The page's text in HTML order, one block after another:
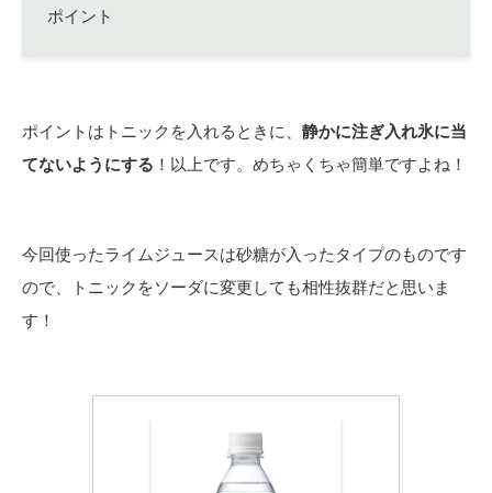
ポイント
ポイントはトニックを入れるときに、 静かに注ぎ入れ氷に当
てないようにする ！以上です。めちゃくちゃ簡単ですよね！
今回使ったライムジュースは砂糖が入ったタイプのものです
ので、トニックをソーダに変更しても相性抜群だと思いま
す！